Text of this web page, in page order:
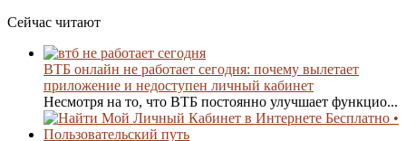
Сейчас читают
ВТБ онлайн не работает сегодня: почему вылетает
приложение и недоступен личный кабинет
Несмотря на то, что ВТБ постоянно улучшает функцио...